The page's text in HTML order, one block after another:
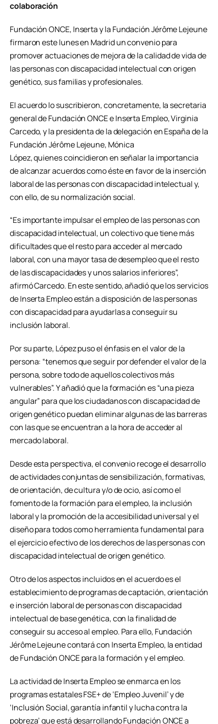
colaboración
Fundación ONCE, Inserta y la Fundación Jérôme Lejeune
firmaron este lunes en Madrid un convenio para
promover actuaciones de mejora de la calidad de vida de
las personas con discapacidad intelectual con origen
genético, sus familias y profesionales.
El acuerdo lo suscribieron, concretamente, la secretaria
general de Fundación ONCE e Inserta Empleo, Virginia
Carcedo, y la presidenta de la delegación en España de la
Fundación Jérôme Lejeune, Mónica
López, quienes coincidieron en señalar la importancia
de alcanzar acuerdos como éste en favor de la inserción
laboral de las personas con discapacidad intelectual y,
con ello, de su normalización social.
“Es importante impulsar el empleo de las personas con
discapacidad intelectual, un colectivo que tiene más
dificultades que el resto para acceder al mercado
laboral, con una mayor tasa de desempleo que el resto
de las discapacidades y unos salarios inferiores”,
afirmó Carcedo. En este sentido, añadió que los servicios
de Inserta Empleo están a disposición de las personas
con discapacidad para ayudarlas a conseguir su
inclusión laboral.
Por su parte, López puso el énfasis en el valor de la
persona: “tenemos que seguir por defender el valor de la
persona, sobre todo de aquellos colectivos más
vulnerables”. Y añadió que la formación es “una pieza
angular” para que los ciudadanos con discapacidad de
origen genético puedan eliminar algunas de las barreras
con las que se encuentran a la hora de acceder al
mercado laboral.
Desde esta perspectiva, el convenio recoge el desarrollo
de actividades conjuntas de sensibilización, formativas,
de orientación, de cultura y/o de ocio, así como el
fomento de la formación para el empleo, la inclusión
laboral y la promoción de la accesibilidad universal y el
diseño para todos como herramienta fundamental para
el ejercicio efectivo de los derechos de las personas con
discapacidad intelectual de origen genético.
Otro de los aspectos incluidos en el acuerdo es el
establecimiento de programas de captación, orientación
e inserción laboral de personas con discapacidad
intelectual de base genética, con la finalidad de
conseguir su acceso al empleo. Para ello, Fundación
Jérôme Lejeune contará con Inserta Empleo, la entidad
de Fundación ONCE para la formación y el empleo.
La actividad de Inserta Empleo se enmarca en los
programas estatales FSE+ de ‘Empleo Juvenil’ y de
‘Inclusión Social, garantía infantil y lucha contra la
pobreza’ que está desarrollando Fundación ONCE a